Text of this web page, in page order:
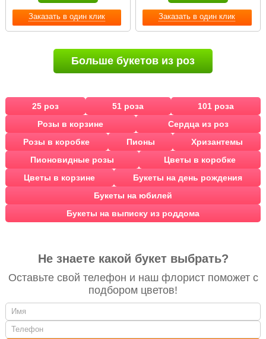
Заказать в один клик Заказать в один клик
Больше букетов из роз
25 роз 51 роза
101 роза
Розы в корзине
Сердца из роз
Розы в коробке
Пионы
Хризантемы
Пионовидные розы
Цветы в коробке
Цветы в корзине
Букеты на день рождения
Букеты на юбилей
Букеты на выписку из роддома
Не знаете какой букет выбрать?
Оставьте свой телефон и наш флорист поможет с
подбором цветов!